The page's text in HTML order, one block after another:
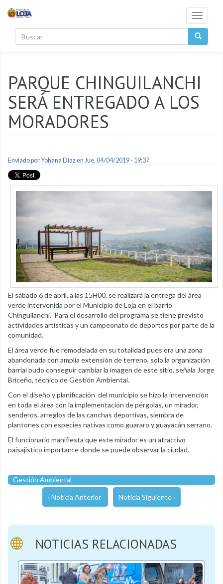
Toggle
PARQUE CHINGUILANCHI
SERÁ ENTREGADO A LOS
MORADORES
Enviado porYohana Diazen Jue, 04/04/2019 - 19:37
El sábado 6 de abril, a las 15H00, se realizará la entrega del área
verde intervenida por el Municipio de Loja en el barrio
Chinguilanchi. Para el desarrollo del programa se tiene previsto
actividades artísticas y un campeonato de deportes por parte de la
comunidad.
El área verde fue remodelada en su totalidad pues era una zona
abandonada con amplia extensión de terreno, solo la organización
barrial pudo conseguir cambiar la imagen de este sitio, señala Jorge
Briceño, técnico de Gestión Ambiental.
Con el diseño y planificación del municipio se hizo la intervención
en toda el área con la implementación de pérgolas, un mirador,
senderos, arreglos de las canchas deportivas, siembra de
plantones con especies nativas como guararo y guayacán serrano.
El funcionario manifiesta que este mirador es un atractivo
paisajístico importante donde se puede observar la ciudad.
Gestión Ambiental
‹ Noticia Anterior Noticia Siguiente ›
NOTICIAS RELACIONADAS